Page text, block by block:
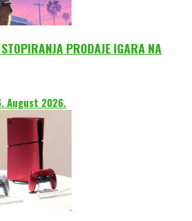
STOPIRANJA PRODAJE IGARA NA
August 2026.